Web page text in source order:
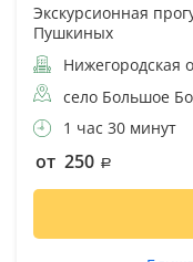
Экскурсионная
Пушкиных
Нижегородская
село Большое
1 час 30 минут
от 250